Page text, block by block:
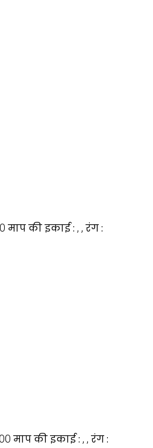
माप की इकाई : , , रंग :
माप की इकाई : , , रंग :